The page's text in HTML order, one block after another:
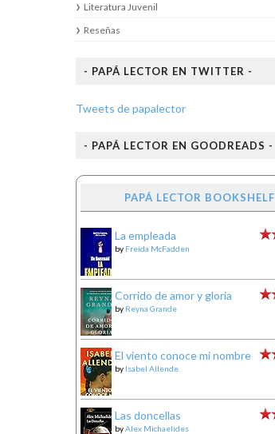
Literatura Juvenil
Reseñas
- PAPÁ LECTOR EN TWITTER -
Tweets de papalector
- PAPÁ LECTOR EN GOODREADS -
PAPÁ LECTOR BOOKSHELF
La empleada
by Freida McFadden
Corrido de amor y gloria
by Reyna Grande
El viento conoce mi nombre
by Isabel Allende
Las doncellas
byAlex Michaelides